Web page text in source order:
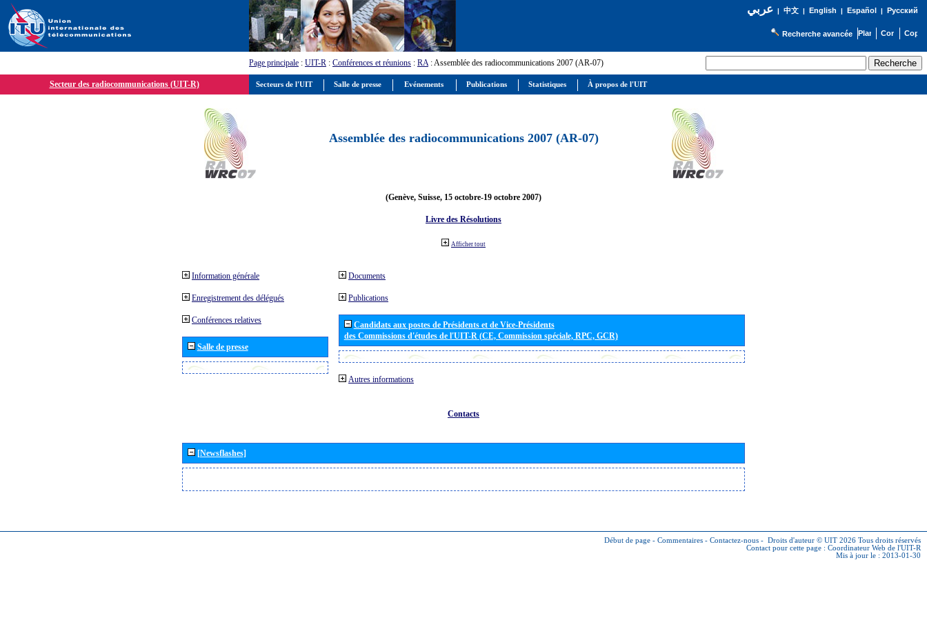
عربي| 中文| English | Español | Русский
Recherche avancée
Page principale : UIT-R : Conférences et réunions : RA: Assemblée des radiocommunications 2007 (AR-07)
Secteur des radiocommunications (UIT-R)
Assemblée des radiocommunications 2007 (AR-07)
(Genève, Suisse, 15 octobre-19 octobre 2007)
Livre des Résolutions
Afficher tout
Information générale
Enregistrement des délégués
Conférences relatives
Salle de presse
Documents
Publications
Candidats aux postes de Présidents et de Vice-Présidents
des Commissions d'études de l'UIT-R (CE, Commission spéciale, RPC, GCR)
Autres informations
Contacts
[Newsflashes]
Début de page - Commentaires - Contactez-nous - Droits d'auteur © UIT 2026 Tous droits réservés
Contact pour cette page : Coordinateur Web de l'UIT-R
Mis à jour le : 2013-01-30
Secteurs de l'UIT Salle de presse Evénements Publications Statistiques À propos de l'UIT